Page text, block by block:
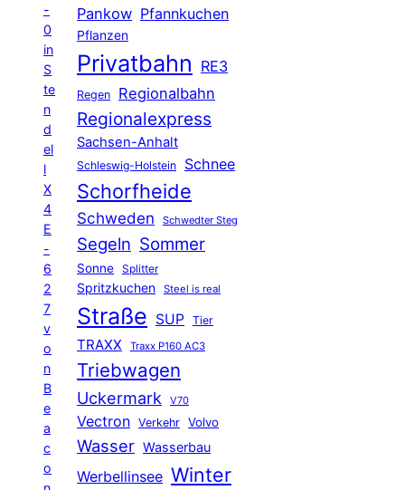
-
0
in
S
te
n
d
el
l
X
4
E
-
6
2
7
v
o
n
B
e
a
c
o
Pankow Pfannkuchen
Pflanzen
Privatbahn RE3
Regen Regionalbahn
Regionalexpress
Sachsen-Anhalt
Schleswig-Holstein Schnee
Schorfheide
Schweden Schwedter Steg
Segeln Sommer
Sonne Splitter
Spritzkuchen Steel is real
Straße SUP Tier
TRAXX Traxx P160 AC3
Triebwagen
Uckermark V70
Vectron Verkehr Volvo
Wasser Wasserbau
Werbellinsee Winter